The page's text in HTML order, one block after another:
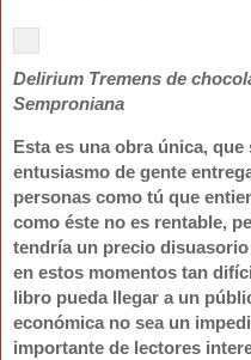
Delirium Tremens de
Semproniana
Esta es una obra única, que
entusiasmo de gente
personas como tú que
como éste no es rentable,
tendría un precio
en estos momentos tan
libro pueda llegar a un
económica no sea un
importante de lectores